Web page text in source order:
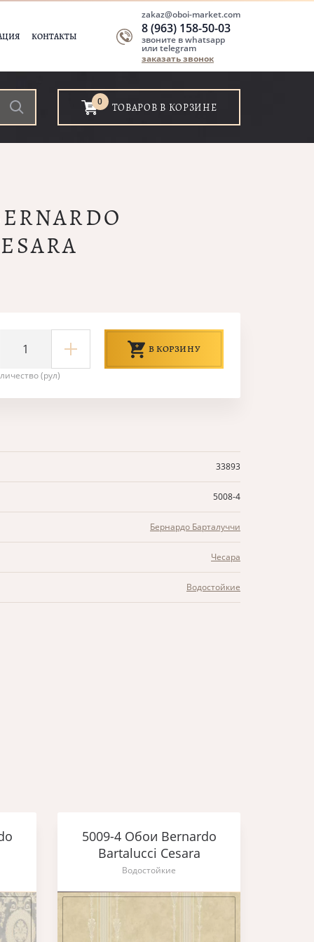
КОНТАКТЫ
zakaz@oboi-market.com
8 (963) 158-50-03
звоните в whatsapp
или telegram
заказать звонок
0 ТОВАРОВ В КОРЗИНЕ
(рул)
В КОРЗИНУ
33893
5008-4
Бернардо Барталуччи
Чесара
Водостойкие
5009-4 Обои Bernardo
Bartalucci Cesara
Водостойкие